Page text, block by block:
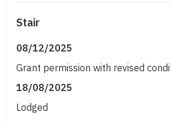
Stair
08/12/2025
Grant permission with revised
18/08/2025
Lodged